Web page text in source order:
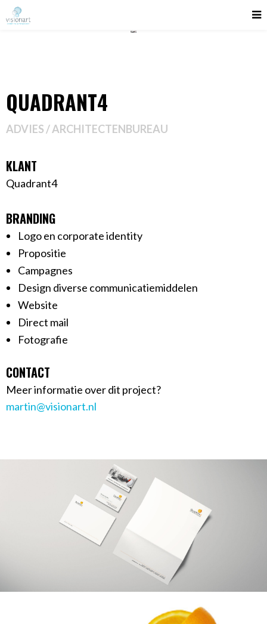
QUADRANT4
ADVIES / ARCHITECTENBUREAU
KLANT
Quadrant4
BRANDING
Logo en corporate identity
Propositie
Campagnes
Design diverse communicatiemiddelen
Website
Direct mail
Fotografie
CONTACT
Meer informatie over dit project?
martin@visionart.nl